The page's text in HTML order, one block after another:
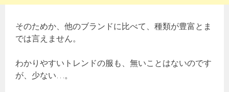
そのためか、他のブランドに比べて、種類が豊富とま
では言えません。
わかりやすいトレンドの服も、無いことはないのです
が、少ない…。